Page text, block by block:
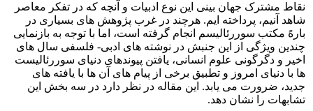
نقاط مشترک جهان بینی این نوع ادبیات و آنچه که در تفکر معاصر
شاهد آنیم، پرداخته ایم. هرچند در غرب پژوهش های بسیاری در
بارهً مکتب سوررئالیسم انجام گرفته است، اما با توجه به بازنمایی
چندین ویژگی از این جنبش در نوشته های ادبی- فلسفی سال های
اخیر و دگرگونی علوم انسانی، یافتن پیوندهای دنیای سوررئالیست
ها با دنیای امروز و تطبیق برخی از پیام های آن ها با یافته های
جدید، ضرورت می یابد. این مقاله در نظر دارد در سه بخش این
تشابهات را نشان دهد.